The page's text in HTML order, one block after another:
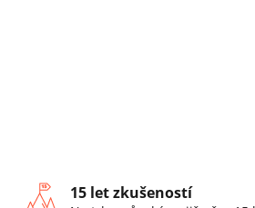
15 let zkušeností